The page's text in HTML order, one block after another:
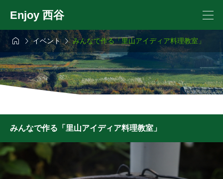
Enjoy 西谷
 イベントみんなで作る「里山アイディア料理教室」
みんなで作る「里山アイディア料理教室」